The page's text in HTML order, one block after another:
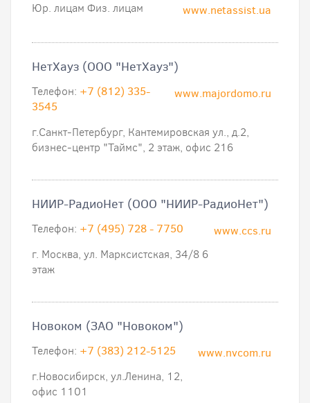
www.netassist.ua
Юр. лицам Физ. лицам
НетХауз (ООО "НетХауз")
www.majordomo.ru
Телефон: +7 (812) 335-
3545
г.Санкт-Петербург, Кантемировская ул., д.2,
бизнес-центр "Таймс", 2 этаж, офис 216
НИИР-РадиоНет (ООО "НИИР-РадиоНет")
www.ccs.ru
Телефон: +7 (495) 728 - 7750
г. Москва, ул. Марксистская, 34/8 6
этаж
Новоком (ЗАО "Новоком")
www.nvcom.ru
Телефон: +7 (383) 212-5125
г.Новосибирск, ул.Ленина, 12,
офис 1101